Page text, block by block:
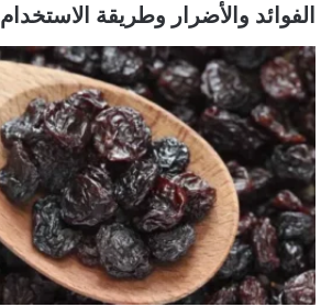
الفوائد والأضرار وطريقة الاستخدام